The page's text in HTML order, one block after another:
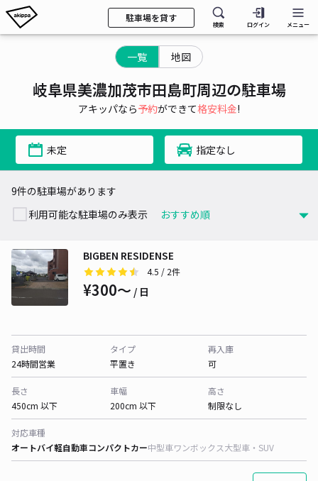
駐車場を貸す
検索 ログイン メニュー
一覧 地図
岐阜県美濃加茂市田島町周辺の駐車場
アキッパなら予約ができて格安料金!
未定 指定なし
9件の駐車場があります
利用可能な駐車場のみ表示
BIGBEN RESIDENSE
4.5 / 2件
¥300〜 / 日
貸出時間
24時間営業
タイプ
平置き
再入庫
可
長さ
450cm 以下
車幅
200cm 以下
高さ
制限なし
対応車種
オートバイ軽自動車コンパクトカー中型車ワンボックス大型車・SUV